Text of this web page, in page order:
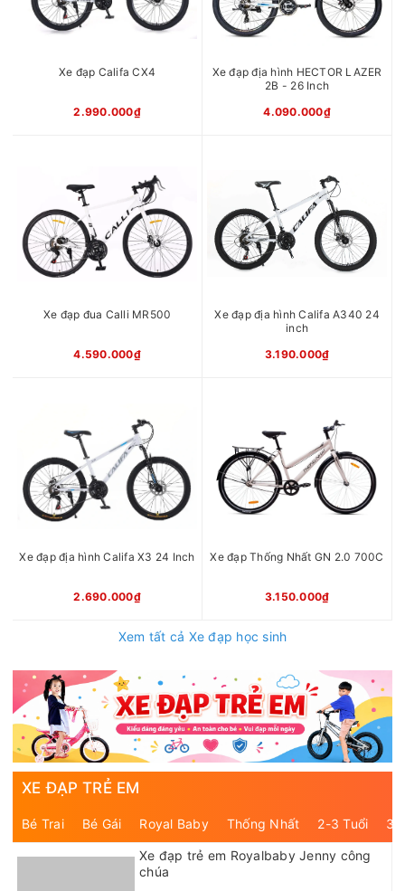
Xe đạp Califa CX4
2.990.000₫
Xe đạp địa hình HECTOR LAZER
2B - 26 Inch
4.090.000₫
Xe đạp đua Calli MR500
4.590.000₫
Xe đạp địa hình Califa A340 24
inch
3.190.000₫
Xe đạp địa hình Califa X3 24 Inch
2.690.000₫
Xe đạp Thống Nhất GN 2.0 700C
3.150.000₫
Xem tất cả Xe đạp học sinh
XE ĐẠP TRẺ EM
Bé Trai Bé Gái Royal Baby Thống Nhất 2-3 Tuổi 3-
Xe đạp trẻ em Royalbaby Jenny công
chúa